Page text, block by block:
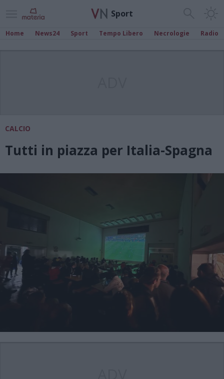
Sport
Home News24 Sport Tempo Libero Necrologie Radio
CALCIO
Tutti in piazza per Italia-Spagna